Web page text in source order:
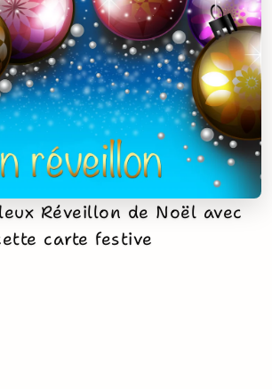
Réveillon de Noël avec
carte festive